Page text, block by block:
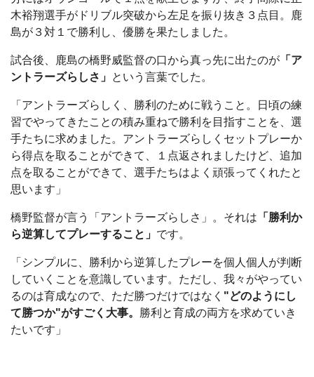
木裕翔選手がドリブル突破から左足を振り抜き３点目。鹿
島が３対１で勝利し、優勝を果たしました。
試合後、鹿島の橋野威監督の口から真っ先に出たのが 「ア
ントラーズらしさ」 という言葉でした。
「アントラーズらしく、勝利のために戦うこと。日頃の練
習でやってきたことの積み重ねで勝利を目指すことを、選
手たちに求めました。アントラーズらしくセットプレーか
ら得点を取ることができて、１点返されましたけど、追加
点を取ることができて、選手たちはよく頑張ってくれたと
思います」
橋野監督が言う「アントラーズらしさ」。それは 「勝利か
ら逆算してプレーすること」 です。
「シンプルに、勝利から逆算したプレーを個人個人が判断
していくことを意識しています。ただし、我々がやってい
るのは育成なので、ただ勝つだけではなく "どのようにし
て勝つか"がすごく大事。 勝利と育成の両方を求めていき
たいです」